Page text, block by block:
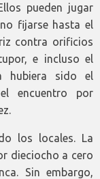
pueden jugar
fijarse hasta el
contra orificios
e incluso el
hubiera sido el
encuentro por
los locales. La
dieciocho a cero
Sin embargo,